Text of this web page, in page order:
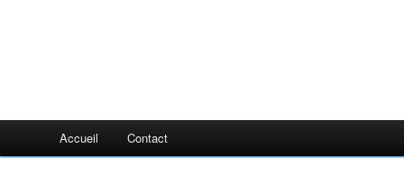
Accueil Contact